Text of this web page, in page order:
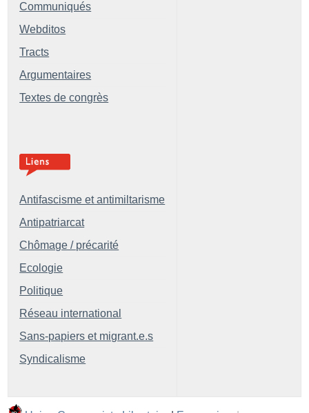
Communiqués
Webditos
Tracts
Argumentaires
Textes de congrès
Antifascisme et antimiltarisme
Antipatriarcat
Chômage / précarité
Ecologie
Politique
Réseau international
Sans-papiers et migrant.e.s
Syndicalisme